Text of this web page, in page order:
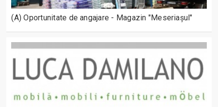
(A) Oportunitate de angajare - Magazin "Meseriașul"